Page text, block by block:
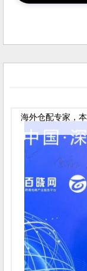
海外仓配专家，